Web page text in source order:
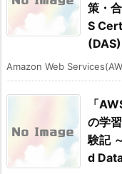
策・
S
Amazon Web
「
の学
験記
d